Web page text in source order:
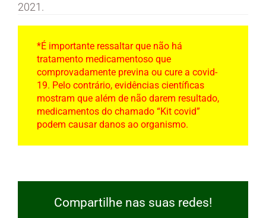
2021.
*É importante ressaltar que não há
tratamento medicamentoso que
comprovadamente previna ou cure a covid-
19. Pelo contrário, evidências científicas
mostram que além de não darem resultado,
medicamentos do chamado “Kit covid”
podem causar danos ao organismo.
Compartilhe nas suas redes!